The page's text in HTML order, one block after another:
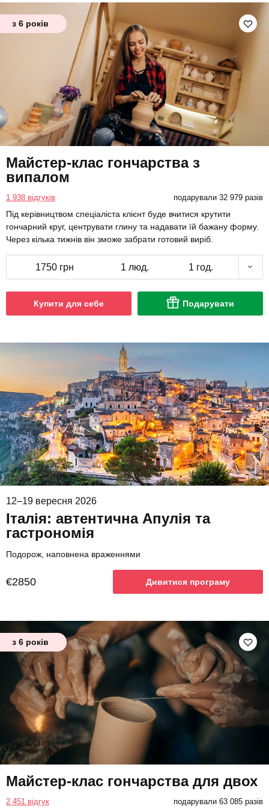
з 6 років
Майстер-клас гончарства з
випалом
1 938 відгуків подарували 32 979 разів
Під керівництвом спеціаліста клієнт буде вчитися крутити
гончарний круг, центрувати глину та надавати їй бажану форму.
Через кілька тижнів він зможе забрати готовий виріб.
1750 грн 1 люд. 1 год.
Купити для себе Подарувати
12–19 вересня 2026
Італія: автентична Апулія та
гастрономія
Подорож, наповнена враженнями
€2850 Дивитися програму
з 6 років
Майстер-клас гончарства для двох
2 451 відгук подарували 63 085 разів